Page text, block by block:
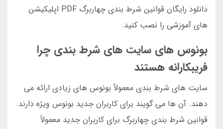
دانلود رایگان قوانین شرط بندی چهاربرگ PDF اپلیکیشن
های آموزشی را نصب کنید.
بونوس های سایت های شرط بندی چرا
فریبکارانه هستند
سایت های شرط بندی معمولاً بونوس های زیادی ارائه می
دهند. آن ها می گویند برای کاربران جدید بونوس ویژه دارند.
قوانین شرط بندی چهاربرگ برای کاربران جدید معمولاً